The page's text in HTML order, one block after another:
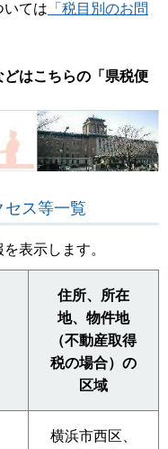
いては 「税目別のお問
はこちらの「県税便
ス等一覧
表示します。
住所、所在
地、物件地
（不動産取得
税の場合）の
区域
横浜市西区、